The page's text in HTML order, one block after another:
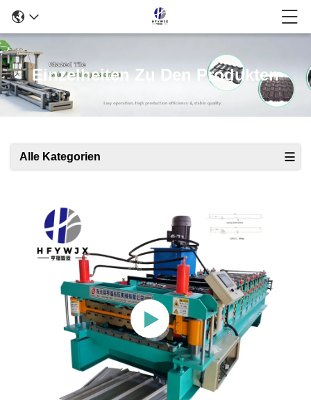
Einzelheiten Zu Den Produkten
Alle Kategorien